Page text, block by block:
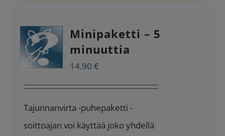
Minipaketti – 5
minuuttia
14.90€
Tajunnanvirta -puhepaketti -
soittoajan voi käyttää joko yhdellä